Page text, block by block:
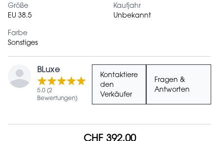
Größe
EU 38.5
Kaufjahr
Unbekannt
Farbe
Sonstiges
BLuxe
5.0 (2
Bewertungen)
Kontaktiere
den
Verkäufer
Fragen &
Antworten
CHF 392.00